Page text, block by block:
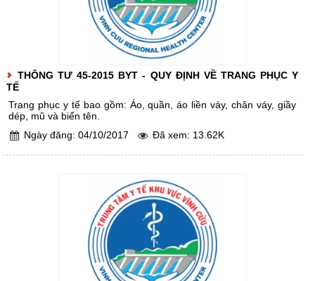
THÔNG TƯ 45-2015 BYT - QUY ĐỊNH VỀ TRANG PHỤC Y
TẾ
Trang phục y tế bao gồm: Áo, quần, áo liền váy, chân váy, giầy
dép, mũ và biển tên.
Ngày đăng: 04/10/2017
Đã xem: 13.62K